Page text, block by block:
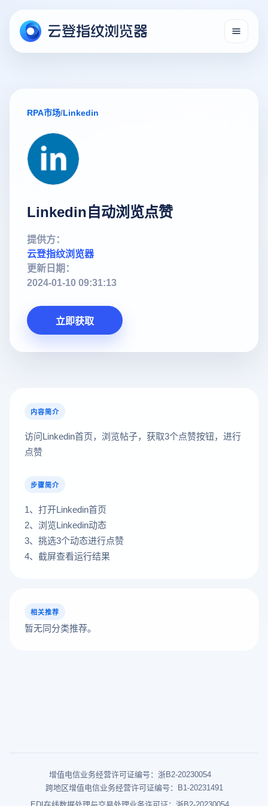
RPA市场/Linkedin
Linkedin自动浏览点赞
提供方：
云登指纹浏览器
更新日期：
2024-01-10 09:31:13
立即获取
内容简介
访问Linkedin首页，浏览帖子，获取3个点赞按钮，进行
点赞
步骤简介
1、打开Linkedin首页
2、浏览Linkedin动态
3、挑选3个动态进行点赞
4、截屏查看运行结果
相关推荐
暂无同分类推荐。
增值电信业务经营许可证编号：浙B2-20230054
跨地区增值电信业务经营许可证编号：B1-20231491